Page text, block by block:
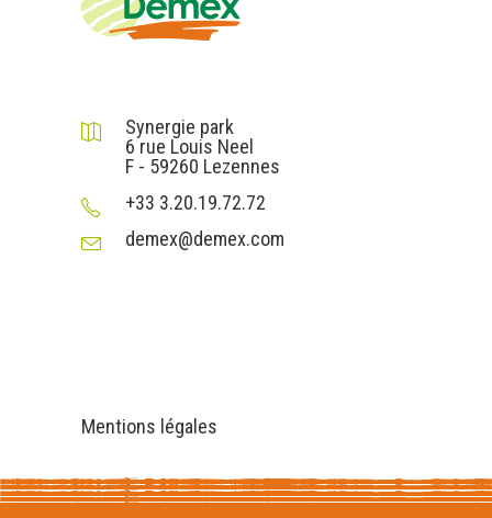
Synergie park
6 rue Louis Neel
F - 59260 Lezennes
+33 3.20.19.72.72
demex@demex.com
Mentions légales